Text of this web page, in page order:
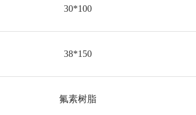
30*100
38*150
氟素树脂